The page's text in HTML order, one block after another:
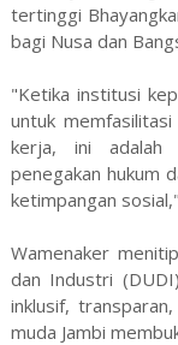
tertinggi
bagi Nusa dan
"Ketika institusi
untuk
kerja, ini adalah
penegakan hukum
ketimpangan
Wamenaker
dan Industri
inklusif,
muda Jambi